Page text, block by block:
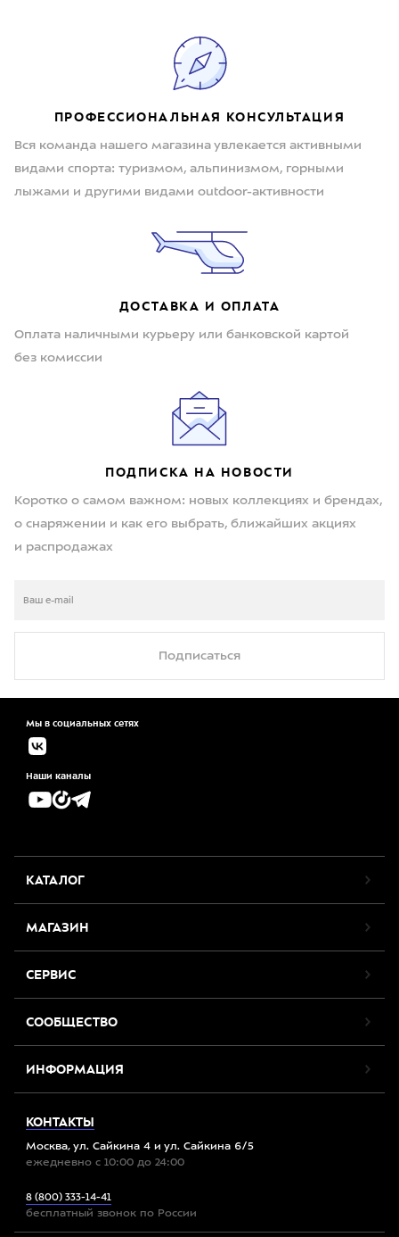
ПРОФЕССИОНАЛЬНАЯ КОНСУЛЬТАЦИЯ
Вся команда нашего магазина увлекается активными
видами спорта: туризмом, альпинизмом, горными
лыжами и другими видами outdoor-активности
ДОСТАВКА И ОПЛАТА
Оплата наличными курьеру или банковской картой
без комиссии
ПОДПИСКА НА НОВОСТИ
Коротко о самом важном: новых коллекциях и брендах,
о снаряжении и как его выбрать, ближайших акциях
и распродажах
Подписаться
Мы в социальных сетях
Наши каналы
КАТАЛОГ
МАГАЗИН
СЕРВИС
СООБЩЕСТВО
ИНФОРМАЦИЯ
КОНТАКТЫ
Москва, ул. Сайкина 4 и ул. Сайкина 6/5
ежедневно с 10:00 до 24:00
8 (800) 333-14-41
бесплатный звонок по России